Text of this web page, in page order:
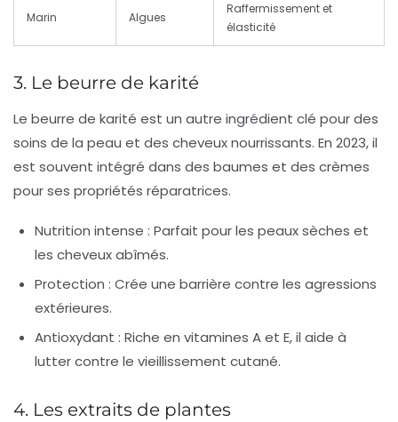
Marin Algues
Raffermissement et
élasticité
3. Le beurre de karité
Le beurre de karité est un autre ingrédient clé pour des
soins de la peau et des cheveux nourrissants. En 2023, il
est souvent intégré dans des baumes et des crèmes
pour ses propriétés réparatrices.
Nutrition intense : Parfait pour les peaux sèches et
les cheveux abîmés.
Protection : Crée une barrière contre les agressions
extérieures.
Antioxydant : Riche en vitamines A et E, il aide à
lutter contre le vieillissement cutané.
4. Les extraits de plantes